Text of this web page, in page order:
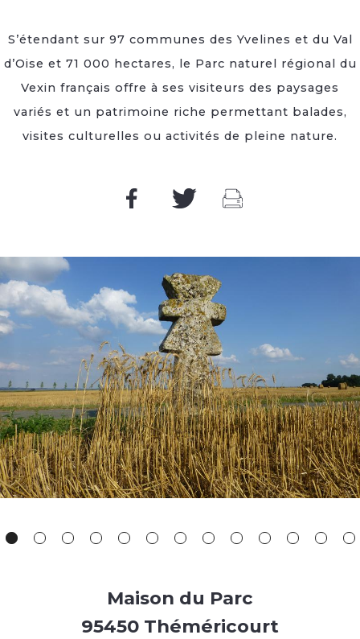
S’étendant sur 97 communes des Yvelines et du Val
d’Oise et 71 000 hectares, le Parc naturel régional du
Vexin français offre à ses visiteurs des paysages
variés et un patrimoine riche permettant balades,
visites culturelles ou activités de pleine nature.
Maison du Parc
95450 Théméricourt